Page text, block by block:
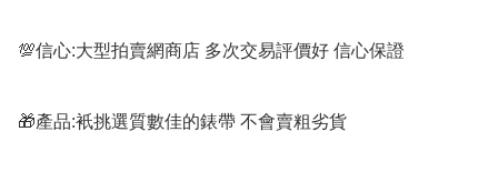
💯信心:大型拍賣網商店 多次交易評價好 信心保證
🎁產品:衹挑選質數佳的錶帶 不會賣粗劣貨